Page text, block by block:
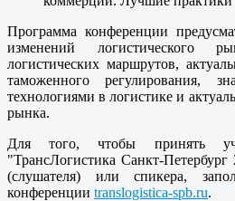
Программа конференции
изменений логистического
логистических маршрутов,
таможенного регулирования,
технологиями в логистике и
рынка.
Для того, чтобы принять
"ТрансЛогистика Санкт-Петербург
(слушателя) или спикера,
конференции translogistica-spb.ru.